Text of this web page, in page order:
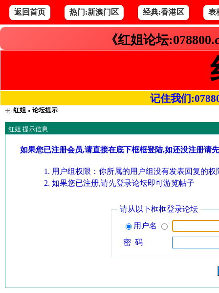
返回首页 热门:新澳门区 经典:香港区 表
《红姐论坛
记住我们
红姐» 论坛提示
红姐 提示信息
如果您已注册会员,请直接在底下框框登陆,如还没注册请
用户组权限：你所属的用户组没有发表回复的权
如果您已注册,请先登录论坛即可游览帖子
请从以下框框登录论坛
用户名
密 码